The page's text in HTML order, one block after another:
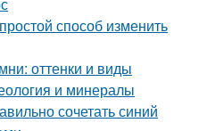
способ изменить
оттенки и виды
и минералы
сочетать синий